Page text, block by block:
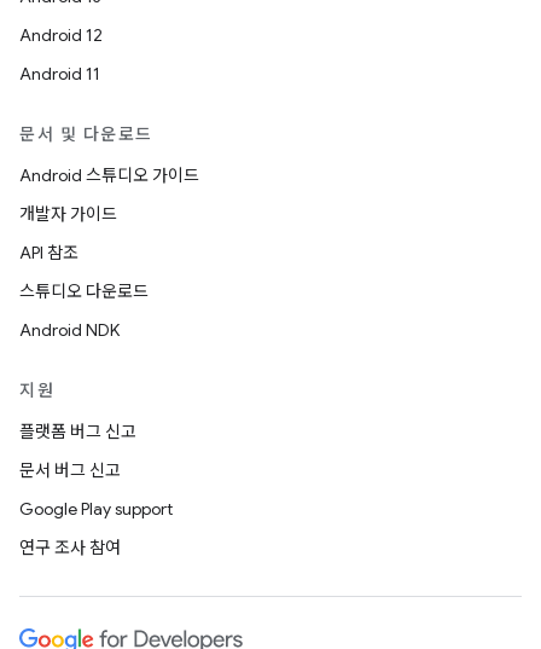
Android 12
Android 11
문서 및 다운로드
Android 스튜디오 가이드
개발자 가이드
API 참조
스튜디오 다운로드
Android NDK
지원
플랫폼 버그 신고
문서 버그 신고
Google Play support
연구 조사 참여